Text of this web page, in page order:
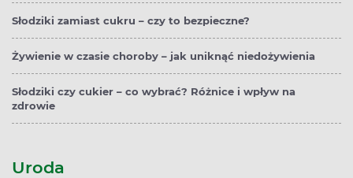
Słodziki zamiast cukru – czy to bezpieczne?
Żywienie w czasie choroby – jak uniknąć niedożywienia
Słodziki czy cukier – co wybrać? Różnice i wpływ na
zdrowie
Uroda